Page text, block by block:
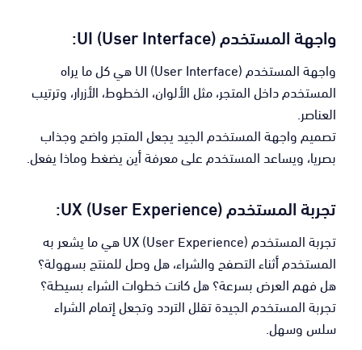
واجهة المستخدم (UI (User Interface:
واجهة المستخدم (UI (User Interface هي كل ما يراه
المستخدم داخل المتجر، مثل الألوان، الخطوط، الأزرار، وترتيب
العناصر.
تصميم واجهة المستخدم الجيد يجعل المتجر واضح وجذاب
بصريا، ويساعد المستخدم على معرفة أين يضغط وماذا يفعل.
تجربة المستخدم (UX (User Experience:
تجربة المستخدم (UX (User Experience هي ما يشعر به
المستخدم أثناء التصفح والشراء، هل وصل للمنتج بسهولة؟
هل فهم العرض بسرعة؟ هل كانت خطوات الشراء بسيطة؟
تجربة المستخدم الجيدة تقلل التردد وتجعل إتمام الشراء
سلس وسهل.